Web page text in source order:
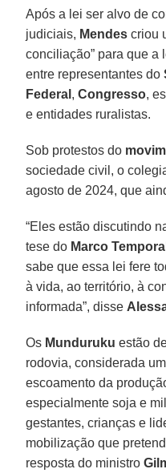
Após a lei ser alvo de
judiciais, Mendes criou
conciliação” para que a
entre representantes do
Federal ,Congresso,
e entidades ruralistas.
Sob protestos do
sociedade civil, o
agosto de 2024, que
“Eles estão discutindo
tese do Marco Temporal
sabe que essa lei fere
à vida, ao território, à
informada”, disse
Os Munduruku estão
rodovia, considerada
escoamento da
especialmente soja e
gestantes, crianças e
mobilização que
resposta do ministro